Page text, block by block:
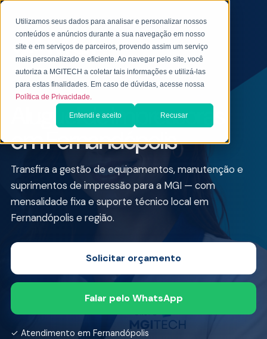
Utilizamos seus dados para analisar e personalizar nossos
conteúdos e anúncios durante a sua navegação em nosso
site e em serviços de parceiros, provendo assim um serviço
mais personalizado e eficiente. Ao navegar pelo site, você
autoriza a MGITECH a coletar tais informações e utilizá-las
para estas finalidades. Em caso de dúvidas, acesse nossa
Política de Privacidade.
Entendi e aceito Recusar
ALUGUEL DE IMPRESSORA PARA EMPRESAS
Aluguel de Impressoras
em Fernandópolis
Transfira a gestão de equipamentos, manutenção e
suprimentos de impressão para a MGI — com
mensalidade fixa e suporte técnico local em
Fernandópolis e região.
Solicitar orçamento
Falar pelo WhatsApp
✓ Atendimento em Fernandópolis